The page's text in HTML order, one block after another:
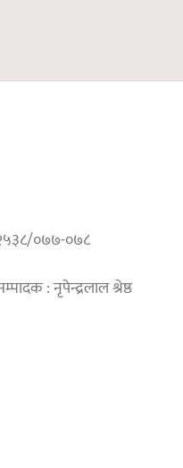
२५३८/०७७-०७८
: नृपेन्द्रलाल श्रेष्ठ